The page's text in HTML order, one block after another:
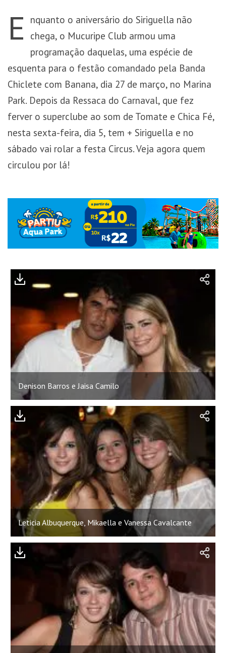
E
nquanto o aniversário do Siriguella não
chega, o Mucuripe Club armou uma
programação daquelas, uma espécie de
esquenta para o festão comandado pela Banda
Chiclete com Banana, dia 27 de março, no Marina
Park. Depois da Ressaca do Carnaval, que fez
ferver o superclube ao som de Tomate e Chica Fé,
nesta sexta-feira, dia 5, tem + Siriguella e no
sábado vai rolar a festa Circus. Veja agora quem
circulou por lá!
Denison Barros e Jaisa Camilo
Leticia Albuquerque, Mikaella e Vanessa Cavalcante